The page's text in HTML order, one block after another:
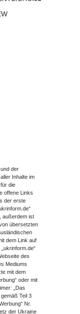
der
Inhalte im
die
offene Links
der erste
außerdem ist
übersetzten
dem Link auf
des
Mediums
mit dem
oder mit
„Das
Teil 3
Nr.
der Ukraine